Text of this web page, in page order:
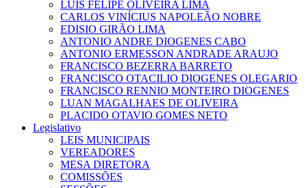
LUIS FELIPE OLIVEIRA LIMA
CARLOS VINÍCIUS NAPOLEÃO NOBRE
EDISIO GIRÃO LIMA
ANTONIO ANDRE DIOGENES CABO
ANTONIO ERMESSON ANDRADE ARAUJO
FRANCISCO BEZERRA BARRETO
FRANCISCO OTACILIO DIOGENES OLEGARIO
FRANCISCO RENNIO MONTEIRO DIOGENES
LUAN MAGALHAES DE OLIVEIRA
PLACIDO OTAVIO GOMES NETO
Legislativo
LEIS MUNICIPAIS
VEREADORES
MESA DIRETORA
COMISSÕES